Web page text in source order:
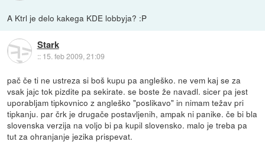
A Ktrl je delo kakega KDE lobbyja? :P
Stark
:: 15. feb 2009, 21:09
pač če ti ne ustreza si boš kupu pa angleško. ne vem kaj se za
vsak jajc tok pizdite pa sekirate. se boste že navadl. sicer pa jest
uporabljam tipkovnico z angleško "poslikavo" in nimam težav pri
tipkanju. par črk je drugače postavljenih, ampak ni panike. če bi bla
slovenska verzija na voljo bi pa kupil slovensko. malo je treba pa
tut za ohranjanje jezika prispevat.